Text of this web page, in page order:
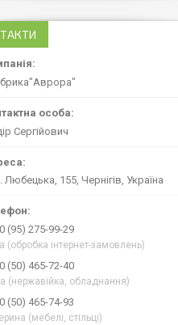
Сергійович
Любецька, 155, Чернігів, Україна
(95) 275-99-29
(обробка інтернет-замовлень)
(50) 465-72-40
(нержавійка, обладнання)
(50) 465-74-93
(мебелі, стільці)